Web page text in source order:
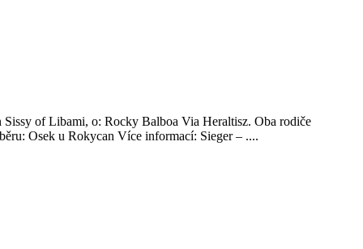
of Libami, o: Rocky Balboa Via Heraltisz. Oba rodiče
Osek u Rokycan Více informací: Sieger – ....